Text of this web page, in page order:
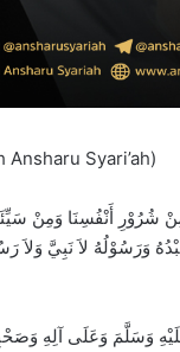
Ansharu Syari’ah)
مِنْ شُرُوْرِ أَنْفُسِنَا وَمِنْ
وَرَسُوْلُهُ لاَ نَبِيَّ وَلاَ
وَسَلَّمَ وَعَلَى آلِهِ